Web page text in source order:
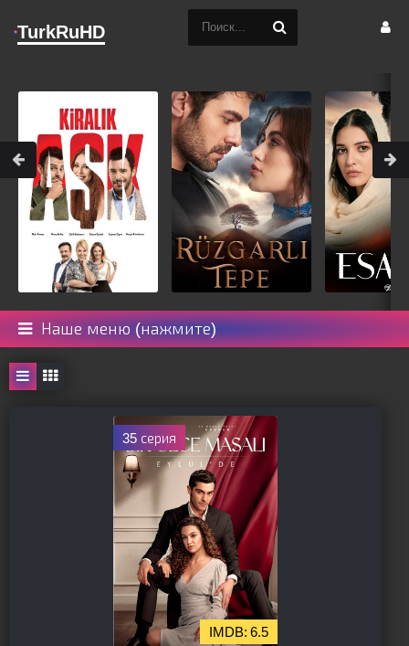
Наше меню (нажмите)
35 серия
6.5
TurkRuHD